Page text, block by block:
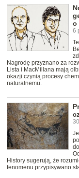
o
6
Nagrodę przyznano za
Lista i MacMillana mają
okazji czynią procesy
naturalnemu.
History sugerują, że
fenomenu przypisywano